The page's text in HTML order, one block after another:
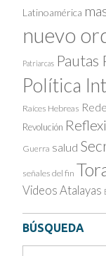
Latinoamérica
nuevo
Patriarcas Pautas
Política
Raíces Hebreas
Revolución
Guerra salud
señales del fin
Videos Atalayas
BÚSQUEDA